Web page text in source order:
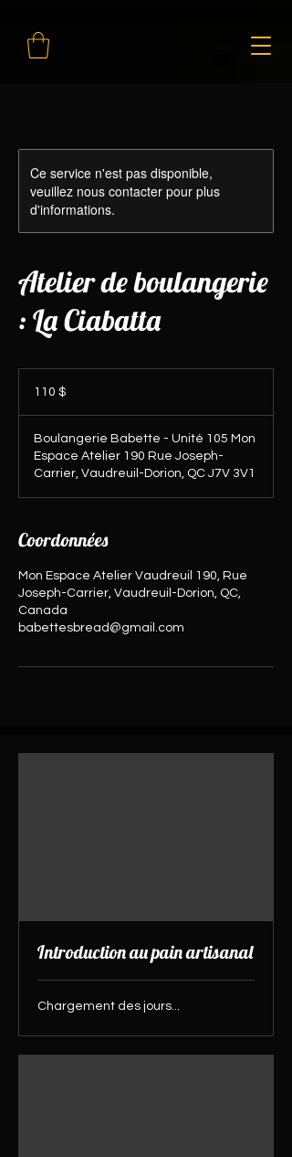
Ce service n'est pas disponible,
veuillez nous contacter pour plus
d'informations.
Atelier de boulangerie
: La Ciabatta
canadiens
110 $
Boulangerie Babette - Unité 105 Mon
Espace Atelier 190 Rue Joseph-
Carrier, Vaudreuil-Dorion, QC J7V 3V1
Coordonnées
Mon Espace Atelier Vaudreuil 190, Rue
Joseph-Carrier, Vaudreuil-Dorion, QC,
Canada
babettesbread@gmail.com
Introduction au pain artisanal
Chargement des jours...